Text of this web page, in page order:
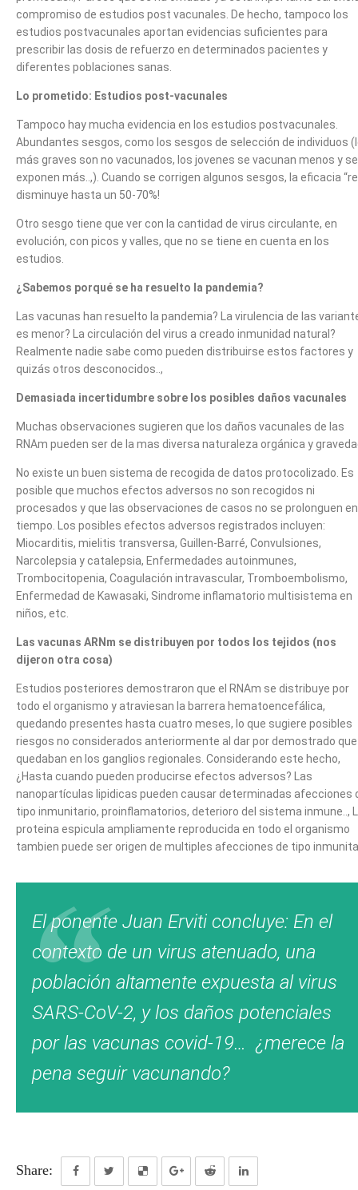
compromiso de estudios post vacunales. De hecho, tampoco los
estudios postvacunales aportan evidencias suficientes para
prescribir las dosis de refuerzo en determinados pacientes y
diferentes poblaciones sanas.
Lo prometido: Estudios post-vacunales
Tampoco hay mucha evidencia en los estudios postvacunales.
Abundantes sesgos, como los sesgos de selección de individuos
más graves son no vacunados, los jovenes se vacunan menos y se
exponen más..,). Cuando se corrigen algunos sesgos, la eficacia
disminuye hasta un 50-70%!
Otro sesgo tiene que ver con la cantidad de virus circulante, en
evolución, con picos y valles, que no se tiene en cuenta en los
estudios.
¿Sabemos porqué se ha resuelto la pandemia?
Las vacunas han resuelto la pandemia? La virulencia de las
es menor? La circulación del virus a creado inmunidad natural?
Realmente nadie sabe como pueden distribuirse estos factores y
quizás otros desconocidos..,
Demasiada incertidumbre sobre los posibles daños vacunales
Muchas observaciones sugieren que los daños vacunales de las
RNAm pueden ser de la mas diversa naturaleza orgánica y
No existe un buen sistema de recogida de datos protocolizado. Es
posible que muchos efectos adversos no son recogidos ni
procesados y que las observaciones de casos no se prolonguen
tiempo. Los posibles efectos adversos registrados incluyen:
Miocarditis, mielitis transversa, Guillen-Barré, Convulsiones,
Narcolepsia y catalepsia, Enfermedades autoinmunes,
Trombocitopenia, Coagulación intravascular, Tromboembolismo,
Enfermedad de Kawasaki, Sindrome inflamatorio multisistema en
niños, etc.
Las vacunas ARNm se distribuyen por todos los tejidos (nos
dijeron otra cosa)
Estudios posteriores demostraron que el RNAm se distribuye por
todo el organismo y atraviesan la barrera hematoencefálica,
quedando presentes hasta cuatro meses, lo que sugiere posibles
riesgos no considerados anteriormente al dar por demostrado que
quedaban en los ganglios regionales. Considerando este hecho,
¿Hasta cuando pueden producirse efectos adversos? Las
nanopartículas lipidicas pueden causar determinadas afecciones
tipo inmunitario, proinflamatorios, deterioro del sistema inmune..,
proteina espicula ampliamente reproducida en todo el organismo
tambien puede ser origen de multiples afecciones de tipo
El ponente Juan Erviti concluye: En el
contexto de un virus atenuado, una
población altamente expuesta al virus
SARS-CoV-2, y los daños potenciales
por las vacunas covid-19… ¿merece la
pena seguir vacunando?
Share: